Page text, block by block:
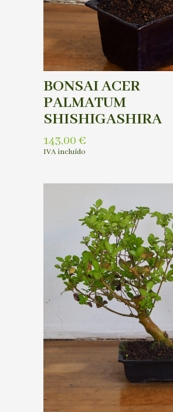
BONSAI ACER
PALMATUM
SHISHIGASHIRA
143,00 €
IVA incluído